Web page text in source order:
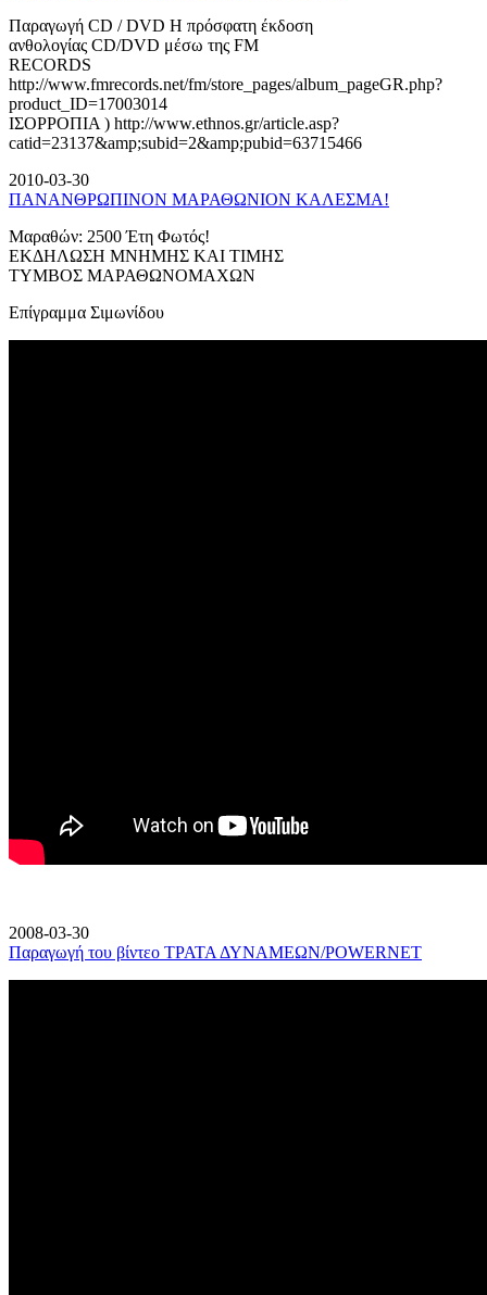
Παραγωγή CD / DVD Η πρόσφατη έκδοση
ανθολογίας CD/DVD μέσω της FM
RECORDS
http://www.fmrecords.net/fm/store_pages/album_pageGR.php?
product_ID=17003014
ΙΣΟΡΡΟΠΙΑ ) http://www.ethnos.gr/article.asp?
catid=23137&amp;subid=2&amp;pubid=63715466
2010-03-30
ΠΑΝΑΝΘΡΩΠΙΝΟΝ ΜΑΡΑΘΩΝΙΟΝ ΚΑΛΕΣΜΑ!
Μαραθών: 2500 Έτη Φωτός!
ΕΚΔΗΛΩΣΗ ΜΝΗΜΗΣ ΚΑΙ ΤΙΜΗΣ
ΤΥΜΒΟΣ ΜΑΡΑΘΩΝΟΜΑΧΩΝ
Επίγραμμα Σιμωνίδου
2008-03-30
Παραγωγή του βίντεο ΤΡΑΤΑ ΔΥΝΑΜΕΩΝ/POWERNET